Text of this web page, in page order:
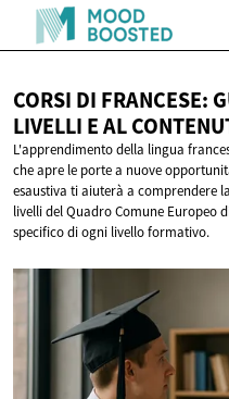
CORSI DI FRANCESE:
LIVELLI EAL
L'apprendimento della lingua
che apre le porte a nuove
esaustiva ti aiuterà a comprendere
livelli del Quadro Comune Europeo
specifico di ogni livello formativo.